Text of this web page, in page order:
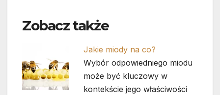
Zobacz także
Jakie miody na co?
Wybór odpowiedniego miodu
może być kluczowy w
kontekście jego właściwości